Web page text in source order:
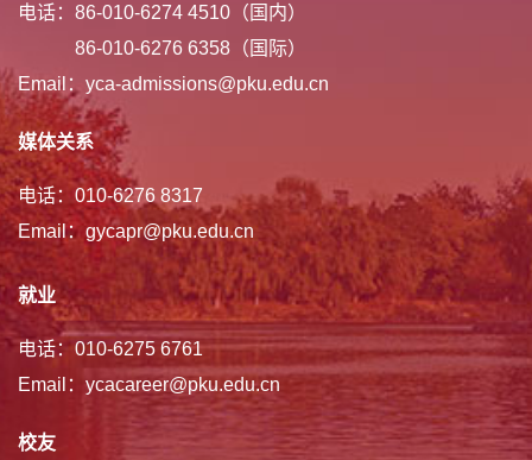
电话：86-010-6274 4510（国内）
86-010-6276 6358（国际）
Email：yca-admissions@pku.edu.cn
媒体关系
电话：010-6276 8317
Email：gycapr@pku.edu.cn
就业
电话：010-6275 6761
Email：ycacareer@pku.edu.cn
校友